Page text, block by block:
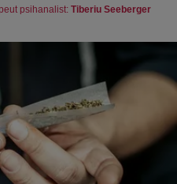
psihanalist: Tiberiu Seeberger